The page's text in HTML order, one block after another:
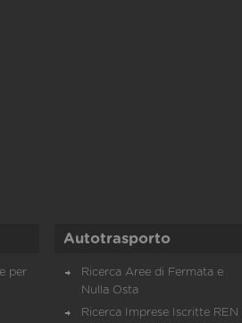
per
Autotrasporto
Ricerca Aree di Fermata e
Nulla Osta
Ricerca Imprese Iscritte REN